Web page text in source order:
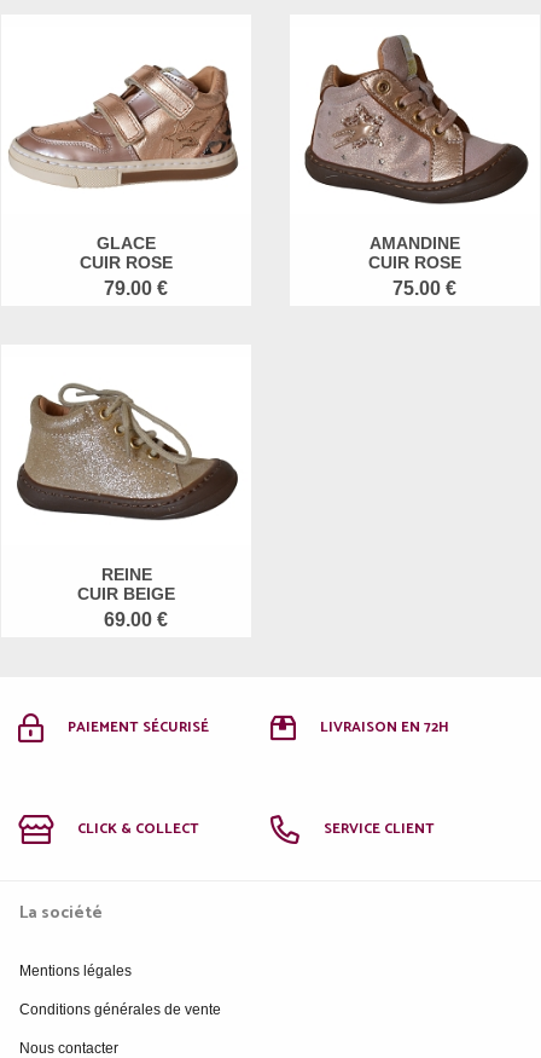
GLACE
CUIR ROSE
79.00 €
AMANDINE
CUIR ROSE
75.00 €
REINE
CUIR BEIGE
69.00 €
PAIEMENT SÉCURISÉ LIVRAISON EN 72H
CLICK & COLLECT SERVICE CLIENT
La société
Mentions légales
Conditions générales de vente
Nous contacter